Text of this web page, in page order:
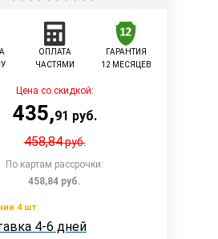
ОПЛАТА
ЧАСТЯМИ
ГАРАНТИЯ
12 МЕСЯЦЕВ
Цена со скидкой:
435,91 руб.
458,84руб.
По картам рассрочки:
458,84 руб.
В корзину
4 шт. Доставка 4-6 дней
4 шт.
4-6 дней